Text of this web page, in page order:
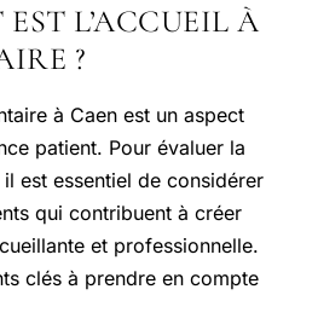
L’ACCUEIL À
?
à Caen est un aspect
patient. Pour évaluer la
est essentiel de considérer
qui contribuent à créer
et professionnelle.
clés à prendre en compte